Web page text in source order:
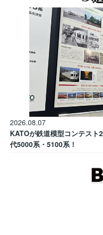
2026.08.07
KATOが鉄道模型コンテスト
代5000系・5100系！